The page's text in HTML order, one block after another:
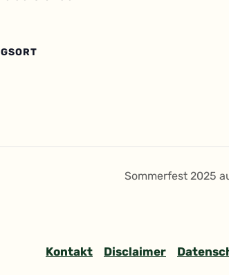
Sommerfest 2025
Kontakt Disclaimer